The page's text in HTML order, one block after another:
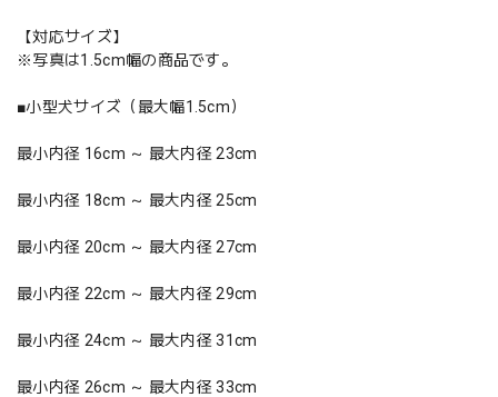
【対応サイズ】
※写真は1.5cm幅の商品です。
■小型犬サイズ（最大幅1.5cm）
最小内径 16cm ～ 最大内径 23cm
最小内径 18cm ～ 最大内径 25cm
最小内径 20cm ～ 最大内径 27cm
最小内径 22cm ～ 最大内径 29cm
最小内径 24cm ～ 最大内径 31cm
最小内径 26cm ～ 最大内径 33cm